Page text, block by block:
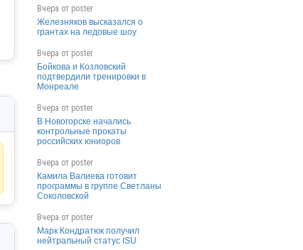
Вчера от poster
Железняков высказался о
грантах на ледовые шоу
Вчера от poster
Бойкова и Козловский
подтвердили тренировки в
Монреале
Вчера от poster
В Новогорске начались
контрольные прокаты
российских юниоров
Вчера от poster
Камила Валиева готовит
программы в группе Светланы
Соколовской
Вчера от poster
Марк Кондратюк получил
нейтральный статус ISU